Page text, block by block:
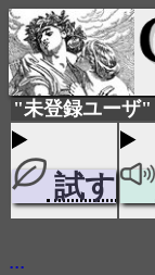
"未登録ユーザ"
試す
...